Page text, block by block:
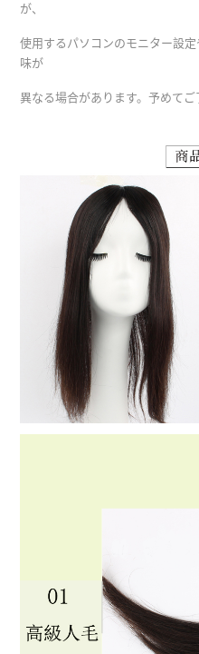
が、
使用するパソコンのモニター設
味が
異なる場合があります。予めてご